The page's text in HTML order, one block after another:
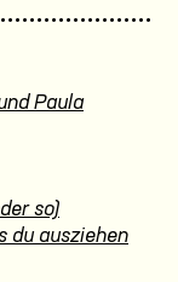
Paula
so)
du ausziehen